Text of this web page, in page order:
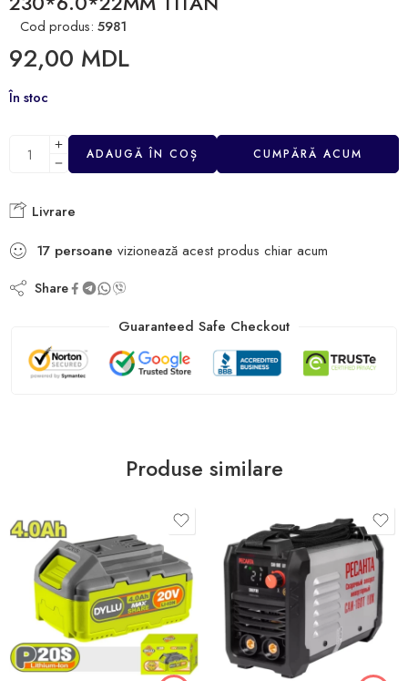
Cod produs: 5981
92,00 MDL
În stoc
ADAUGĂ ÎN COȘ CUMPĂRĂ ACUM
Livrare
17 persoane vizionează acest produs chiar acum
Share
Guaranteed Safe Checkout
Produse similare